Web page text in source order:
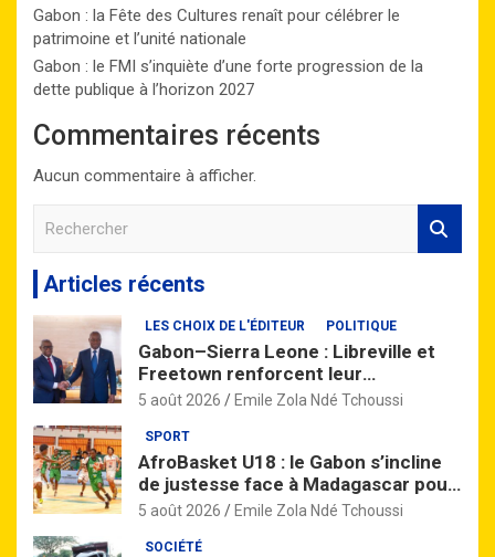
Gabon : la Fête des Cultures renaît pour célébrer le
patrimoine et l’unité nationale
Gabon : le FMI s’inquiète d’une forte progression de la
dette publique à l’horizon 2027
Commentaires récents
Aucun commentaire à afficher.
c
h
e
r
Articles récents
LES CHOIX DE L'ÉDITEUR POLITIQUE
Gabon–Sierra Leone : Libreville et
Freetown renforcent leur
partenariat à travers un vaste
5 août 2026 Emile Zola Ndé Tchoussi
SPORT
AfroBasket U18 : le Gabon s’incline
de justesse face à Madagascar pour
son entrée en lice
5 août 2026 Emile Zola Ndé Tchoussi
SOCIÉTÉ